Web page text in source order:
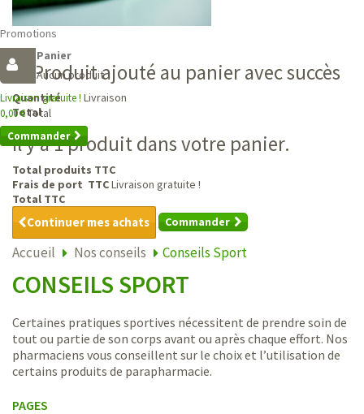
Promotions
Panier
Aucun produit
Livraison gratuite ! Livraison
0,00 €Total
Commander
Produit ajouté au panier avec succès
Quantité
Total
Il y a 1 produit dans votre panier.
Total produits TTC
Frais de port TTCLivraison gratuite !
Total TTC
Continuer mes achats Commander
Accueil Nos conseils Conseils Sport
CONSEILS SPORT
Certaines pratiques sportives nécessitent de prendre soin de
tout ou partie de son corps avant ou après chaque effort. Nos
pharmaciens vous conseillent sur le choix et l’utilisation de
certains produits de parapharmacie.
PAGES